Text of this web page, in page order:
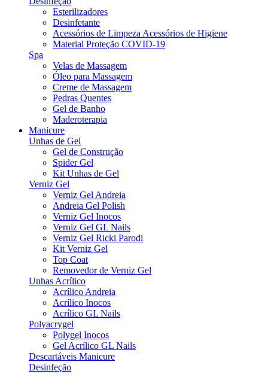
Esterilizadores
Desinfetante
Acessórios de Limpeza Acessórios de Higiene
Material Proteção COVID-19
Spa
Velas de Massagem
Óleo para Massagem
Creme de Massagem
Pedras Quentes
Gel de Banho
Maderoterapia
Manicure
Unhas de Gel
Gel de Construção
Spider Gel
Kit Unhas de Gel
Verniz Gel
Verniz Gel Andreia
Andreia Gel Polish
Verniz Gel Inocos
Verniz Gel GL Nails
Verniz Gel Ricki Parodi
Kit Verniz Gel
Top Coat
Removedor de Verniz Gel
Unhas Acrílico
Acrílico Andreia
Acrílico Inocos
Acrílico GL Nails
Polyacrygel
Polygel Inocos
Gel Acrílico GL Nails
Descartáveis Manicure
Desinfeção